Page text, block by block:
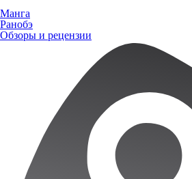
Манга
Ранобэ
Обзоры и рецензии